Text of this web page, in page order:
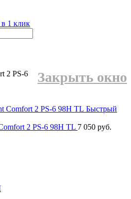
1 клик
Закрыть окно
2 PS-6
Быстрый
2 PS-6 98H TL 7 050 руб.